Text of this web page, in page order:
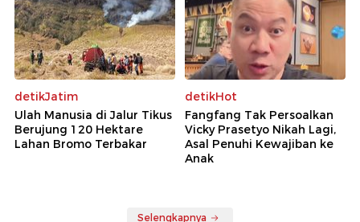
detikJatim
Ulah Manusia di Jalur Tikus
Berujung 120 Hektare
Lahan Bromo Terbakar
detikHot
Fangfang Tak Persoalkan
Vicky Prasetyo Nikah Lagi,
Asal Penuhi Kewajiban ke
Anak
Selengkapnya